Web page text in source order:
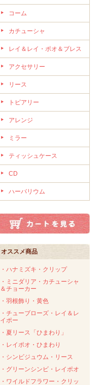
コーム
カチューシャ
レイ＆レイ・ポオ＆ブレス
アクセサリー
リース
トピアリー
アレンジ
ミラー
ティッシュケース
CD
ハーバリウム
オススメ商品
・ハナミズキ・クリップ
・ミニダリア・カチューシャ
＆チョーカー
・羽根飾り・黄色
・チューブローズ・レイ＆レ
イポー
・夏リース「ひまわり」
・レイポオ・ひまわり
・シンビジュウム・リース
・グリーンシンビ・レイポオ
・ワイルドフラワー・クリッ